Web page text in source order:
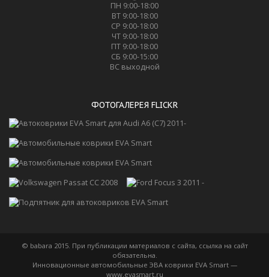
ПН 9:00-18:00
ВТ 9:00-18:00
СР 9:00-18:00
ЧТ 9:00-18:00
ПТ 9:00-18:00
СБ 9:00-15:00
ВС выходной
ФОТОГАЛЕРЕЯ FLICKR
© babara 2015. При публикации материалов с сайта, ссылка на сайт
обязательна.
Инновационные автомобильные ЭВА коврики EVA Smart —
www.evasmart.ru